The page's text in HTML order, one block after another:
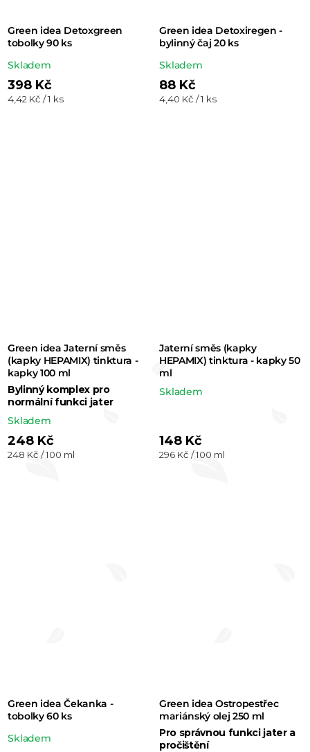
Green idea Detoxgreen
tobolky 90 ks
Průměrné
hodnocení
produktu
Skladem
398 Kč
Měrná
4,42 Kč / 1 ks
Green idea Detoxiregen -
bylinný čaj 20 ks
Průměrné
hodnocení
produktu
Skladem
88 Kč
Měrná
4,40 Kč / 1 ks
Green idea Jaterní směs
(kapky HEPAMIX) tinktura -
kapky 100 ml
Bylinný komplex pro
normální funkci jater
Skladem
248 Kč
Měrná
248 Kč / 100 ml
Jaterní směs (kapky
HEPAMIX) tinktura - kapky 50
ml
Skladem
148 Kč
Měrná
296 Kč / 100 ml
Green idea Čekanka -
tobolky 60 ks
Průměrné
Skladem
Green idea Ostropestřec
mariánský olej 250 ml
Pro správnou funkci jater a
pročištění